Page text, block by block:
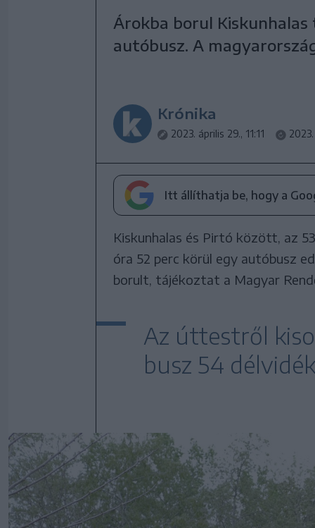
Árokba borul
autóbusz. A
Krónika
2023. április 29., 11:11
Itt állíthatja be, hogy a
Kiskunhalas és Pirtó között, az
óra 52 perc körül egy autóbusz
borult, tájékoztat a Magyar
Az úttestről
busz 54